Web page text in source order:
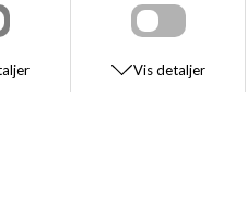
SE STØRRELSESGUIDE
DU VIL MÅSKE OGSÅ